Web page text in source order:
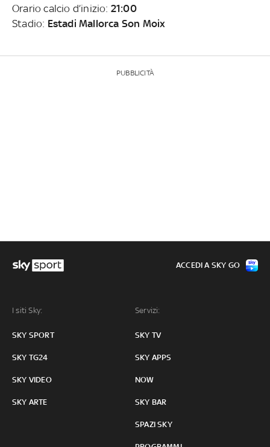
Orario calcio d’inizio: 21:00
Stadio: Estadi Mallorca Son Moix
PUBBLICITÀ
I siti Sky:
SKY SPORT
SKY TG24
SKY VIDEO
SKY ARTE
Servizi:
SKY TV
SKY APPS
NOW
SKY BAR
SPAZI SKY
ACCEDI A SKY GO